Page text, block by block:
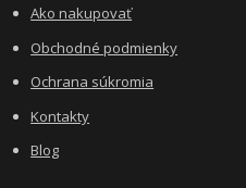
Ako nakupovať
Obchodné podmienky
Ochrana súkromia
Kontakty
Blog